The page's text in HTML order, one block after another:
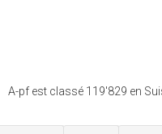
A-pf est classé 119'829 en